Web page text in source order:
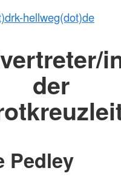
hellweg(dot)de
der
Pedley